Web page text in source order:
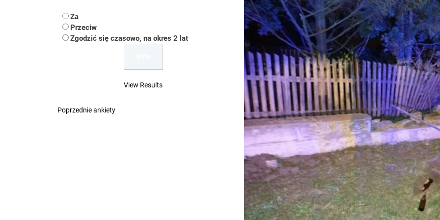
Uwaga Dębieńsko – woda nieprzydatna do spożycia!!!
Ilu mieszkańców ma Rybnik?
Dość komentowania kolejnych afer w ochronie zdrowia — czas zacząć mówić o
Za
Przeciw
Zgodzić się czasowo, na okres 2 lat
View Results
Poprzednie ankiety